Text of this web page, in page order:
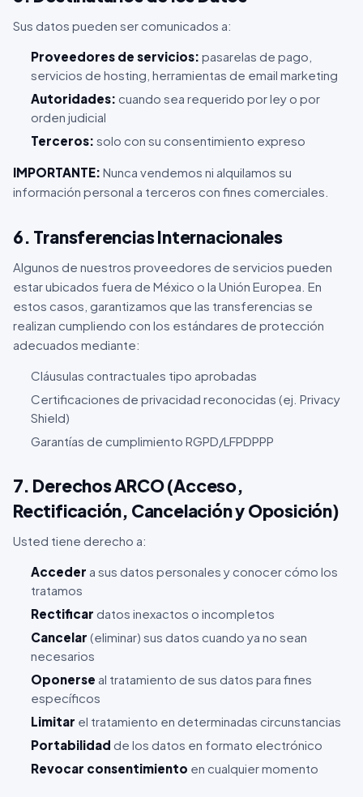
Sus datos pueden ser comunicados a:
Proveedores de servicios: pasarelas de pago,
servicios de hosting, herramientas de email marketing
Autoridades: cuando sea requerido por ley o por
orden judicial
Terceros: solo con su consentimiento expreso
IMPORTANTE: Nunca vendemos ni alquilamos su
información personal a terceros con fines comerciales.
6. Transferencias Internacionales
Algunos de nuestros proveedores de servicios pueden
estar ubicados fuera de México o la Unión Europea. En
estos casos, garantizamos que las transferencias se
realizan cumpliendo con los estándares de protección
adecuados mediante:
Cláusulas contractuales tipo aprobadas
Certificaciones de privacidad reconocidas (ej. Privacy
Shield)
Garantías de cumplimiento RGPD/LFPDPPP
7. Derechos ARCO (Acceso,
Rectificación, Cancelación y Oposición)
Usted tiene derecho a:
Acceder a sus datos personales y conocer cómo los
tratamos
Rectificar datos inexactos o incompletos
Cancelar (eliminar) sus datos cuando ya no sean
necesarios
Oponerse al tratamiento de sus datos para fines
específicos
Limitar el tratamiento en determinadas circunstancias
Portabilidad de los datos en formato electrónico
Revocar consentimiento en cualquier momento